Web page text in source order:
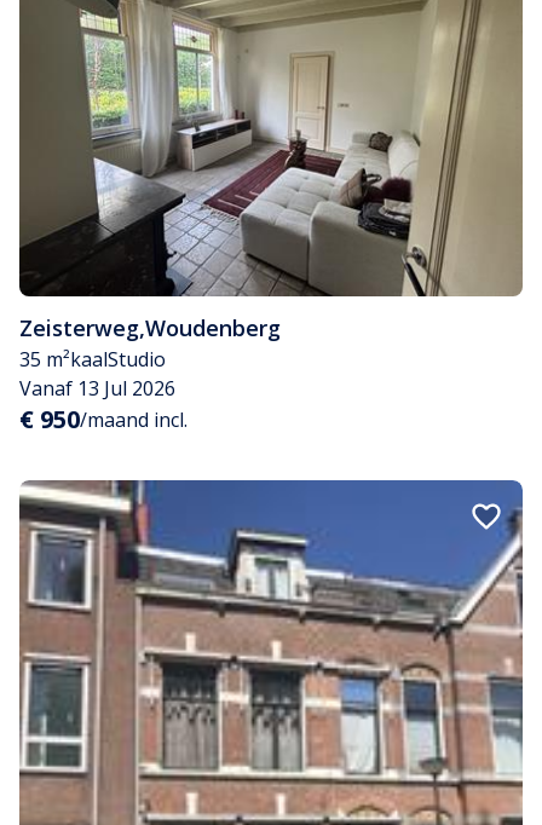
Zeisterweg,Woudenberg
35 m²kaalStudio
Vanaf 13 Jul 2026
€ 950/maand incl.